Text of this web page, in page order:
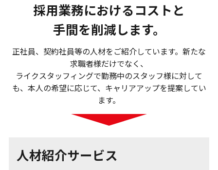
採用業務におけるコストと
手間を削減します。
正社員、契約社員等の人材をご紹介しています。新たな
求職者様だけでなく、
ライクスタッフィングで勤務中のスタッフ様に対して
も、本人の希望に応じて、キャリアアップを提案してい
ます。
人材紹介サービス